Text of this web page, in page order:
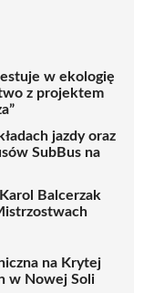
w ekologię
z projektem
jazdy oraz
SubBus na
Balcerzak
na Krytej
w Nowej Soli